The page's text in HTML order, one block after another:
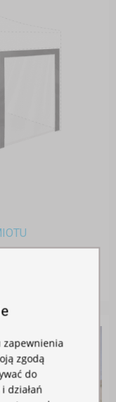
zapewnienia
zgodą
do
działań